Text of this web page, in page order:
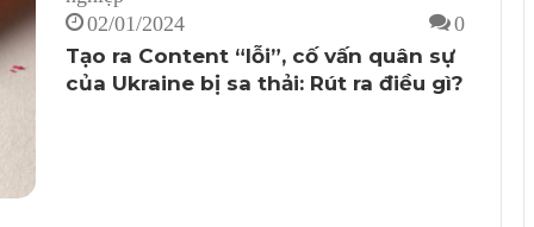
02/01/2024
0
Tạo ra Content “lỗi”, cố vấn quân sự
của Ukraine bị sa thải: Rút ra điều gì?